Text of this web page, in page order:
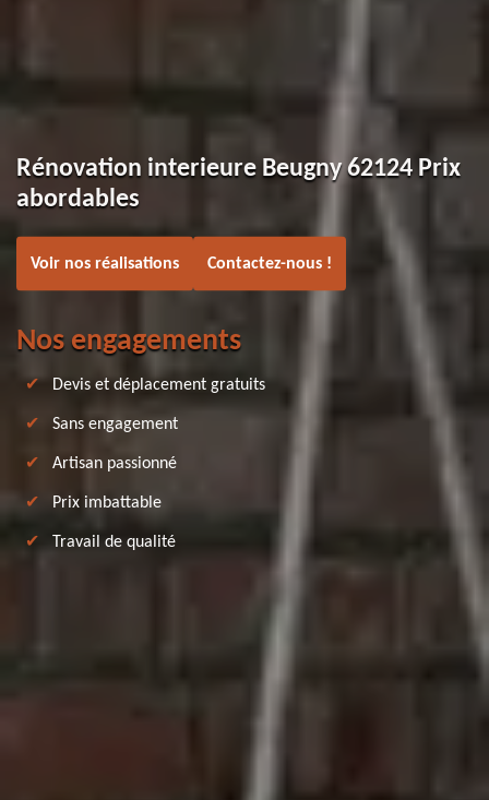
Rénovation interieure Beugny 62124 Prix
abordables
Voir nos réalisations Contactez-nous !
Nos engagements
Devis et déplacement gratuits
Sans engagement
Artisan passionné
Prix imbattable
Travail de qualité